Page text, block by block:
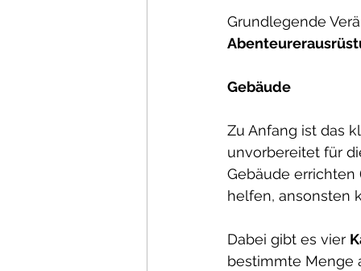
Grundlegende
Gebäude
Zu Anfang ist das
unvorbereitet für
Gebäude
helfen, ansonsten
Dabei gibt es vier
bestimmte Menge